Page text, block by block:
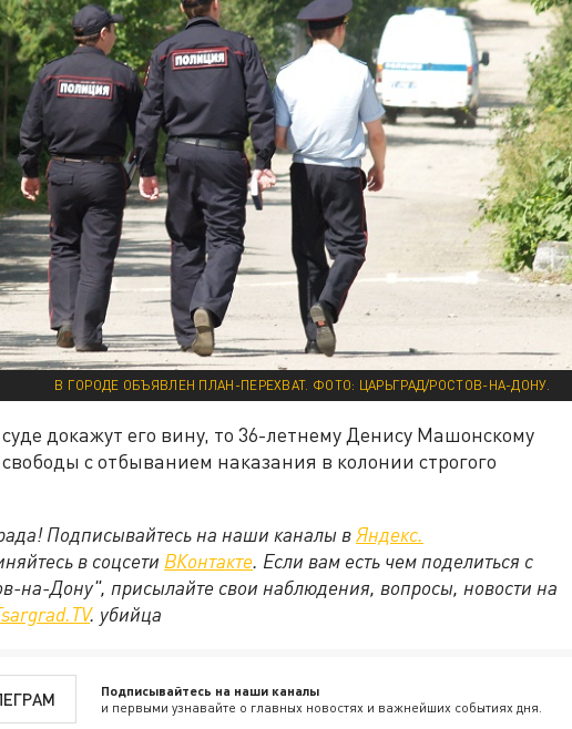
В ГОРОДЕ ОБЪЯВЛЕН ПЛАН-ПЕРЕХВАТ. ФОТО: ЦАРЬГРАД/РОСТОВ-НА-ДОНУ.
докажут его вину, то 36-летнему Денису Машонскому
с отбыванием наказания в колонии строгого
Подписывайтесь на наши каналы вЯндекс.
в соцсети ВКонтакте. Если вам есть чем поделиться с
на-Дону", присылайте свои наблюдения, вопросы, новости на
. убийца
Подписывайтесь на наши каналы
и первыми узнавайте о главных новостях и важнейших событиях дня.